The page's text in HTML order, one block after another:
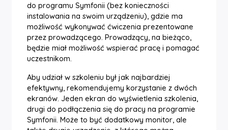
do programu Symfonii (bez konieczności
instalowania na swoim urządzeniu), gdzie ma
możliwość wykonywać ćwiczenia prezentowane
przez prowadzącego. Prowadzący, na bieżąco,
będzie miał możliwość wspierać pracę i pomagać
uczestnikom.
Aby udział w szkoleniu był jak najbardziej
efektywny, rekomendujemy korzystanie z dwóch
ekranów. Jeden ekran do wyświetlenia szkolenia,
drugi do podłączenia się do pracy na programie
Symfonii. Może to być dodatkowy monitor, ale